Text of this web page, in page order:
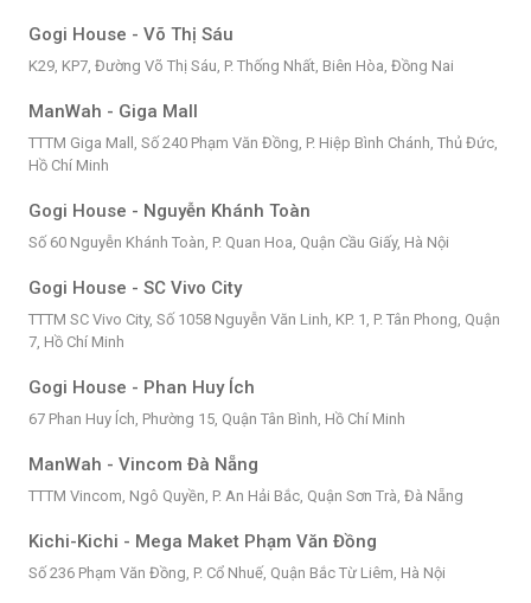
Gogi House - Võ Thị Sáu
K29, KP7, Đường Võ Thị Sáu, P. Thống Nhất, Biên Hòa, Đồng Nai
ManWah - Giga Mall
TTTM Giga Mall, Số 240 Phạm Văn Đồng, P. Hiệp Bình Chánh, Thủ Đức,
Hồ Chí Minh
Gogi House - Nguyễn Khánh Toàn
Số 60 Nguyễn Khánh Toàn, P. Quan Hoa, Quận Cầu Giấy, Hà Nội
Gogi House - SC Vivo City
TTTM SC Vivo City, Số 1058 Nguyễn Văn Linh, KP. 1, P. Tân Phong, Quận
7, Hồ Chí Minh
Gogi House - Phan Huy Ích
67 Phan Huy Ích, Phường 15, Quận Tân Bình, Hồ Chí Minh
ManWah - Vincom Đà Nẵng
TTTM Vincom, Ngô Quyền, P. An Hải Bắc, Quận Sơn Trà, Đà Nẵng
Kichi-Kichi - Mega Maket Phạm Văn Đồng
Số 236 Phạm Văn Đồng, P. Cổ Nhuế, Quận Bắc Từ Liêm, Hà Nội